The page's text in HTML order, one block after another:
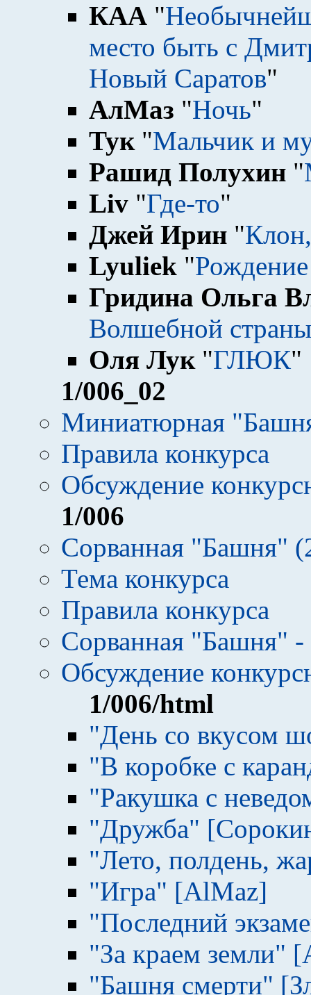
КАА "
место быть с
Новый Саратов"
АлМаз "Ночь"
Тук"Мальчик и
Рашид Полухин "
Liv "Где-то"
Джей Ирин "
Lyuliek "
Гридина Ольга
Волшебной страны
Оля Лук"ГЛЮК"
1/006_02
Миниатюрная
Правила конкурса
Обсуждение
1/006
Сорванная "Башня"
Тема конкурса
Правила конкурса
Сорванная "Башня" -
Обсуждение
1/006/html
"День со вкусом
"В коробке с
"Ракушка с
"Дружба"
"Лето, полдень,
"Игра" [AlMaz]
"Последний
"За краем земли"
"Башня смерти"